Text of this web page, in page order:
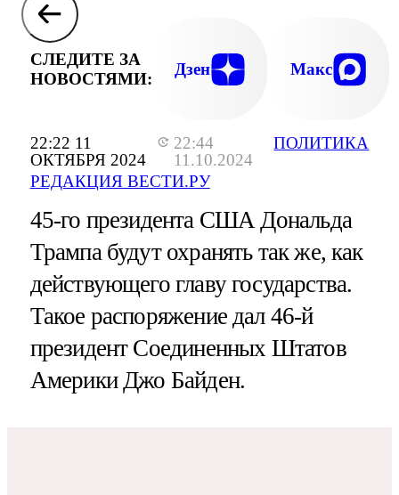
22:22 11
ОКТЯБРЯ 2024
22:44
11.10.2024
РЕДАКЦИЯ ВЕСТИ.РУ
ПОЛИТИКА
СЛЕДИТЕ ЗА
НОВОСТЯМИ:
Дзен Макс
45-го президента США Дональда
Трампа будут охранять так же, как
действующего главу государства.
Такое распоряжение дал 46-й
президент Соединенных Штатов
Америки Джо Байден.